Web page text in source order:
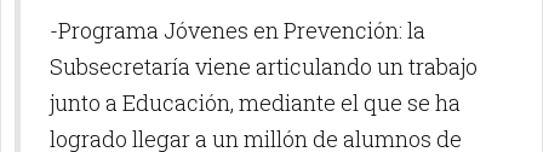
-Programa Jóvenes en Prevención: la
Subsecretaría viene articulando un trabajo
junto a Educación, mediante el que se ha
logrado llegar a un millón de alumnos de